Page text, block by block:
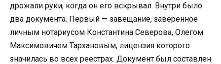
дрожали руки, когда он его вскрывал. Внутри было
два документа. Первый — завещание, заверенное
личным нотариусом Константина Северова, Олегом
Максимовичем Тархановым, лицензия которого
значилась во всех реестрах. Документ был составлен